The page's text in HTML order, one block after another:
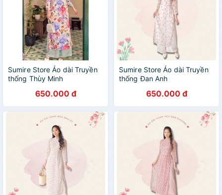
Sumire Store Áo dài Truyền
thống Thùy Minh
650.000 đ
Sumire Store Áo dài Truyền
thống Đan Anh
650.000 đ